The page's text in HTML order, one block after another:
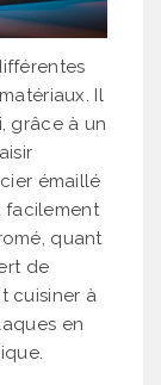
Il
grâce à un
émaillé
facilement
quant
de
cuisiner à
en